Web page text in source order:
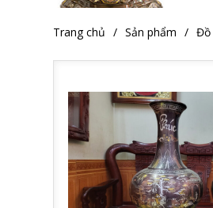
Trang chủ Sản phẩm Đồ